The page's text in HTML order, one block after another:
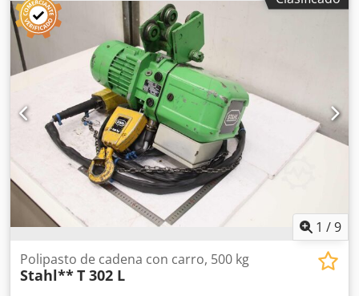
opcionalmente incluyendo: * Adaptación de longitud *
Montaje e inspección * Rieles conductores de corriente *
Control por radiomando Jan Reiling B.V. también
suministra nuevas grúas completamente a medida a
precios muy competitivos. * Puentes grúa * Grúas
suspendidas * Grúas giratorias * Instalaciones KBK *
Elevadores para barcos ¡Todas nuestras grúas nuevas y
usadas suministradas (en Países Bajos y Bélgica) incluyen
garantía! Además, disponemos de un stock propio de
aproximadamente 15.000 repuestos Demag. Para más
información visite el sitio web de Jan Reiling B.V. Palabras
clave: Grúas, grúa, puente grúa, grúa de taller, grúa de
almacén, polipasto, grúas universales, hoist. Puente grúa,
puente grúa monorraíl, grúa aérea.
1 /9
Polipasto de cadena con carro, 500 kg
Stahl**T 302 L